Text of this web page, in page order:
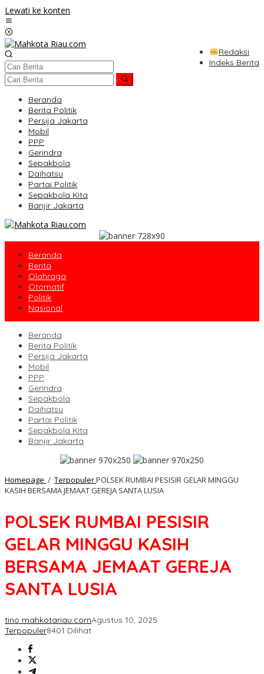
Lewati ke konten
Redaksi
Indeks Berita
Beranda
Berita Politik
Persija Jakarta
Mobil
PPP
Gerindra
Sepakbola
Daihatsu
Partai Politik
Sepakbola Kita
Banjir Jakarta
Beranda
Berita
Olahraga
Otomatif
Politik
Nasional
Beranda
Berita Politik
Persija Jakarta
Mobil
PPP
Gerindra
Sepakbola
Daihatsu
Partai Politik
Sepakbola Kita
Banjir Jakarta
Homepage / TerpopulerPOLSEK RUMBAI PESISIR GELAR MINGGU
KASIH BERSAMA JEMAAT GEREJA SANTA LUSIA
POLSEK RUMBAI PESISIR
GELAR MINGGU KASIH
BERSAMA JEMAAT GEREJA
SANTA LUSIA
tino mahkotariau.comAgustus 10, 2025
Terpopuler8401 Dilihat